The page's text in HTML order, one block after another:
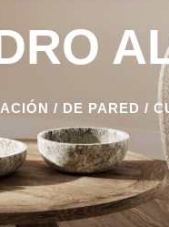
/ DE PARED /